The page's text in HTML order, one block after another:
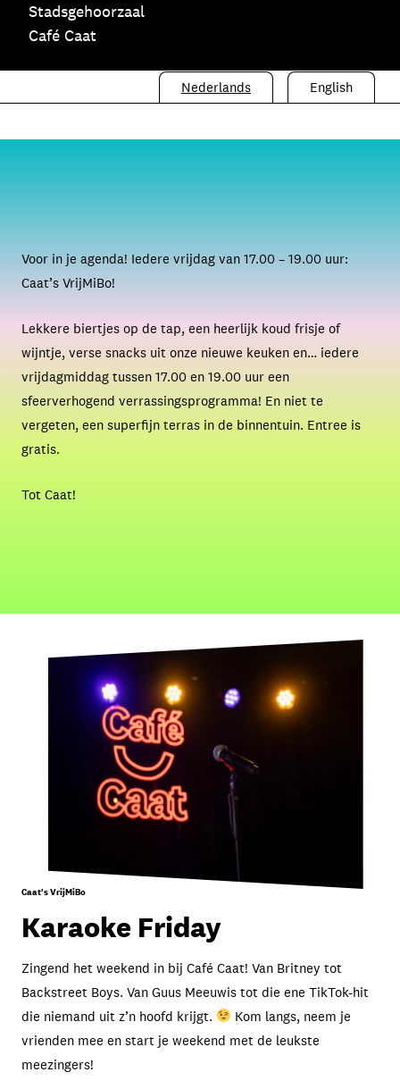
Stadsgehoorzaal
Café Caat
Nederlands English
Voor in je agenda! Iedere vrijdag van 17.00 – 19.00 uur:
Caat’s VrijMiBo!
Lekkere biertjes op de tap, een heerlijk koud frisje of
wijntje, verse snacks uit onze nieuwe keuken en… iedere
vrijdagmiddag tussen 17.00 en 19.00 uur een
sfeerverhogend verrassingsprogramma! En niet te
vergeten, een superfijn terras in de binnentuin. Entree is
gratis.
Tot Caat!
Caat's VrijMiBo
Karaoke Friday
Zingend het weekend in bij Café Caat! Van Britney tot
Backstreet Boys. Van Guus Meeuwis tot die ene TikTok-hit
die niemand uit z’n hoofd krijgt.
Kom langs, neem je
vrienden mee en start je weekend met de leukste
meezingers!